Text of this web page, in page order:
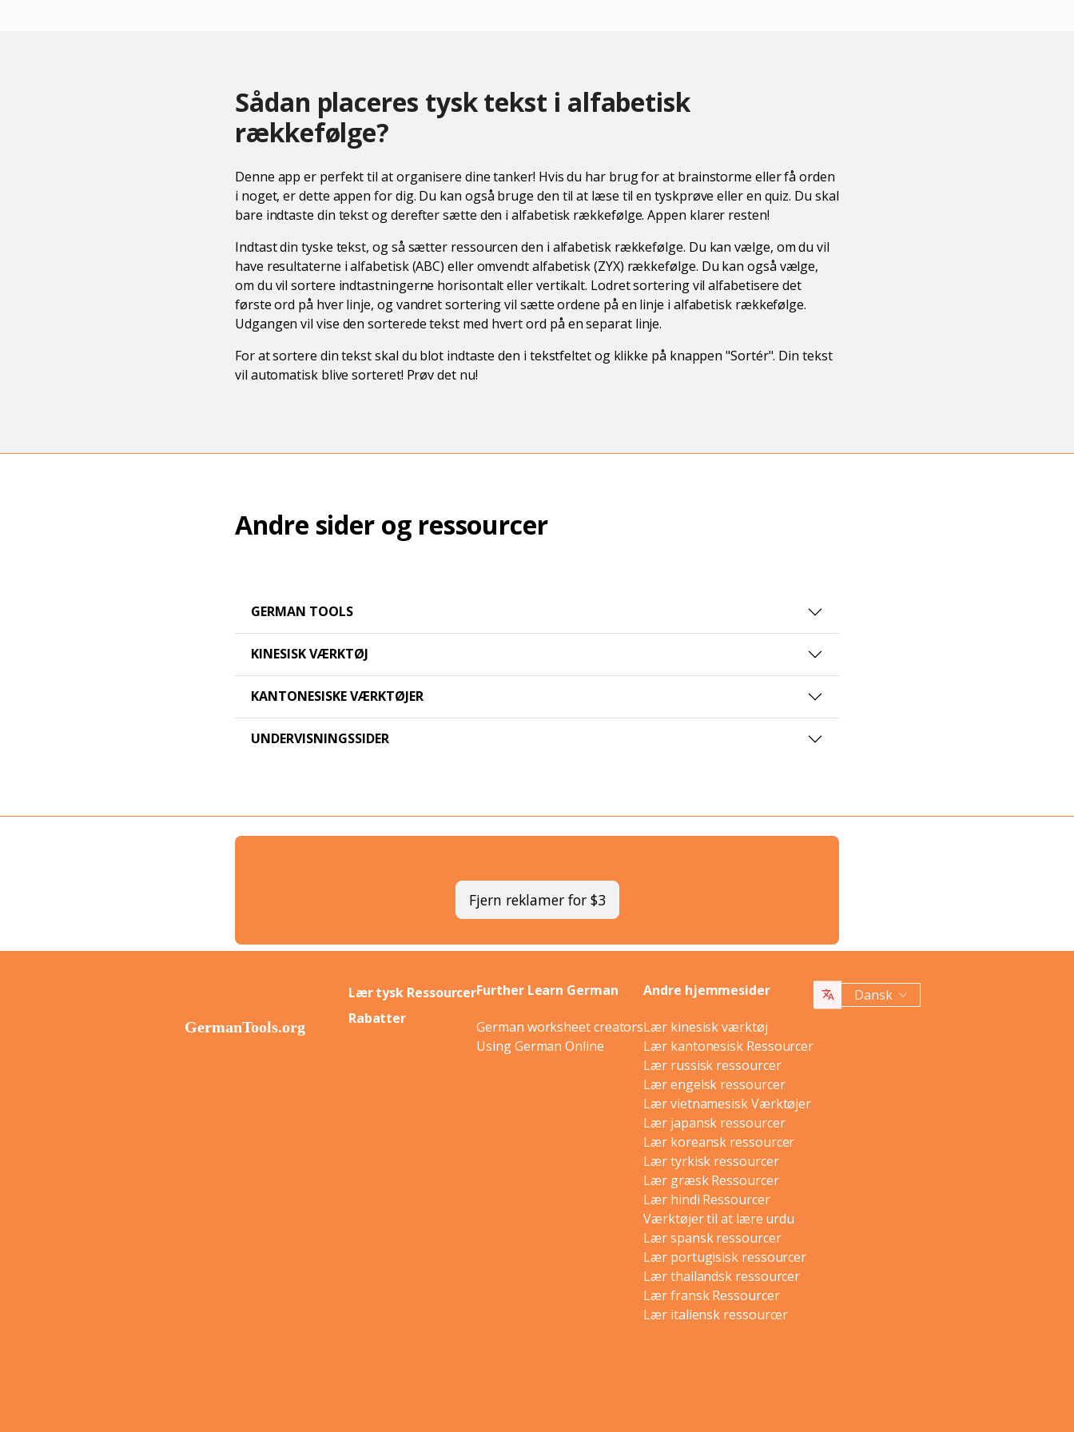
Sådan placeres tysk tekst i alfabetisk
rækkefølge?
Denne app er perfekt til at organisere dine tanker! Hvis du har brug for at brainstorme eller få orden
i noget, er dette appen for dig. Du kan også bruge den til at læse til en tyskprøve eller en quiz. Du skal
bare indtaste din tekst og derefter sætte den i alfabetisk rækkefølge. Appen klarer resten!
Indtast din tyske tekst, og så sætter ressourcen den i alfabetisk rækkefølge. Du kan vælge, om du vil
have resultaterne i alfabetisk (ABC) eller omvendt alfabetisk (ZYX) rækkefølge. Du kan også vælge,
om du vil sortere indtastningerne horisontalt eller vertikalt. Lodret sortering vil alfabetisere det
første ord på hver linje, og vandret sortering vil sætte ordene på en linje i alfabetisk rækkefølge.
Udgangen vil vise den sorterede tekst med hvert ord på en separat linje.
For at sortere din tekst skal du blot indtaste den i tekstfeltet og klikke på knappen "Sortér". Din tekst
vil automatisk blive sorteret! Prøv det nu!
Andre sider og ressourcer
GERMAN TOOLS
KINESISK VÆRKTØJ
KANTONESISKE VÆRKTØJER
UNDERVISNINGSSIDER
Fjern reklamer for $3
Lær tysk Ressourcer
Rabatter
Further Learn German
German worksheet creators
Using German Online
Andre hjemmesider
Lær kinesisk værktøj
Lær kantonesisk Ressourcer
Lær russisk ressourcer
Lær engelsk ressourcer
Lær vietnamesisk Værktøjer
Lær japansk ressourcer
Lær koreansk ressourcer
Lær tyrkisk ressourcer
Lær græsk Ressourcer
Lær hindi Ressourcer
Værktøjer til at lære urdu
Lær spansk ressourcer
Lær portugisisk ressourcer
Lær thailandsk ressourcer
Lær fransk Ressourcer
Lær italiensk ressourcer
Dansk